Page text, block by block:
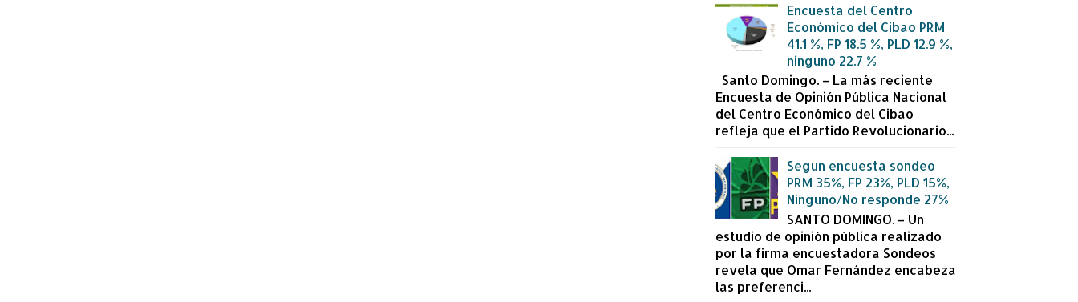
Encuesta del Centro
Económico del Cibao PRM
41.1 %, FP 18.5 %, PLD 12.9 %,
ninguno 22.7 %
Santo Domingo. – La más reciente
Encuesta de Opinión Pública Nacional
del Centro Económico del Cibao
refleja que el Partido Revolucionario...
Segun encuesta sondeo
PRM 35%, FP 23%, PLD 15%,
Ninguno/No responde 27%
SANTO DOMINGO. – Un
estudio de opinión pública realizado
por la firma encuestadora Sondeos
revela que Omar Fernández encabeza
las preferenci...